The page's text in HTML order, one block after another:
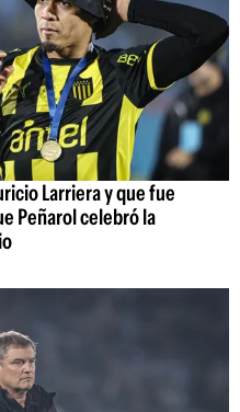
Larriera y que fue
Peñarol celebró la